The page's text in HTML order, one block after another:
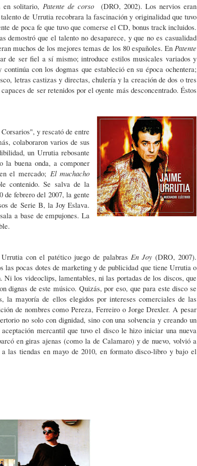
en solitario, Patente de corso(DRO, 2002). Los nervios eran
de Urrutia recobrara la fascinación y originalidad que tuvo
de poca fe que tuvo que comerse el CD, bonus track incluidos.
demostró que el talento no desaparece, y que no es casualidad
muchos de los mejores temas de los 80 españoles. En Patente
de ser fiel a sí mismo; introduce estilos musicales variados y
con los dogmas que estableció en su época ochentera;
letras castizas y directas, chulería y la creación de dos o tres
de ser retenidos por el oyente más desconcentrado. Éstos
y rescató de entre
colaboraron varios de sus
un Urrutia rebosante
la buena onda, a componer
el mercado; El muchacho
contenido. Se salva de la
de febrero del 2007, la gente
de Serie B, la Joy Eslava.
a base de empujones. La
con el patético juego de palabras En Joy (DRO, 2007).
las pocas dotes de marketing y de publicidad que tiene Urrutia o
los videoclips, lamentables, ni las portadas de los discos, que
dignas de este músico. Quizás, por eso, que para este disco se
la mayoría de ellos elegidos por intereses comerciales de las
de nombres como Pereza, Ferreiro o Jorge Drexler. A pesar
no solo con dignidad, sino con una solvencia y creando un
mercantil que tuvo el disco le hizo iniciar una nueva
en giras ajenas (como la de Calamaro) y de nuevo, volvió a
las tiendas en mayo de 2010, en formato disco-libro y bajo el